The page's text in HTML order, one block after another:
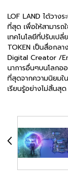
LOF LAND ได้วาง
ที่สุด เพื่อให้สามาร
เทคโนโลยีที่ปรับเปลี่
TOKEN เป็นสื่อกลา
Digital Creator /
นาการอื่นๆบนโลกอ
ที่สุดจากความนิยมใ
เรียนรู้อย่างไม่สิ้นสุด